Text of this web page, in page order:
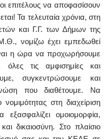
επιτέλους να αποφασίσουν
Τα τελευταία χρόνια, στη
και Γ.Γ. των Δήμων της
νομίζω έχει εμπεδωθεί
η ώρα να προχωρήσουμε
όλες τις αμφισημίες και
συγκεντρώσουμε και
που διαθέτουμε. Να
στη διαχείριση
ομοιομορφία,
δικαιοσύνη. Στο πλαίσιο